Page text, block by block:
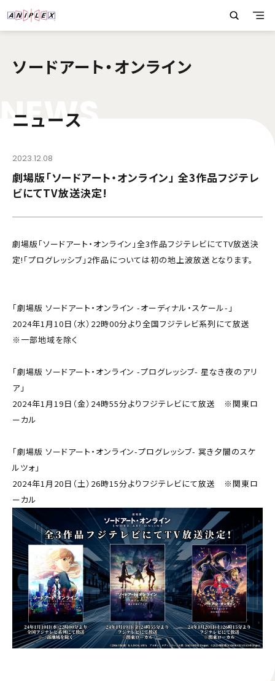
ソードアート・オンライン
NEWS
ニュース
2023.12.08
劇場版「ソードアート・オンライン」 全3作品フジテレ
ビにてTV放送決定!
劇場版「ソードアート・オンライン」全3作品フジテレビにてTV放送決
定!「プログレッシブ」2作品については初の地上波放送となります。
「劇場版 ソードアート・オンライン -オーディナル・スケール-」
2024年1月10日（水）22時00分より全国フジテレビ系列にて放送
※一部地域を除く
「劇場版 ソードアート・オンライン -プログレッシブ- 星なき夜のアリ
ア」
2024年1月19日（金）24時55分よりフジテレビにて放送 ※関東ロ
ーカル
「劇場版 ソードアート・オンライン-プログレッシブ- 冥き夕闇のスケ
ルツォ」
2024年1月20日（土）26時15分よりフジテレビにて放送 ※関東ロ
ーカル